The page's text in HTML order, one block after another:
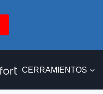
CERRAMIENTOS